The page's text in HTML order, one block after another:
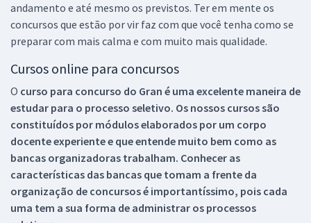
andamento e até mesmo os previstos. Ter em mente os
concursos que estão por vir faz com que você tenha como se
preparar com mais calma e com muito mais qualidade.
Cursos online para concursos
O curso para concurso do Gran é uma excelente maneira de
estudar para o processo seletivo. Os nossos cursos são
constituídos por módulos elaborados por um corpo
docente experiente e que entende muito bem como as
bancas organizadoras trabalham. Conhecer as
características das bancas que tomam a frente da
organização de concursos é importantíssimo, pois cada
uma tem a sua forma de administrar os processos